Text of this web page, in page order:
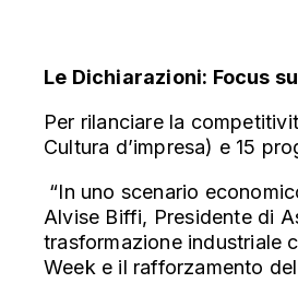
Le Dichiarazioni: Focus
Per rilanciare la
Cultura d’impresa) e 15
“In uno scenario
Alvise Biffi, Presidente di
trasformazione industriale
Week e il rafforzamento